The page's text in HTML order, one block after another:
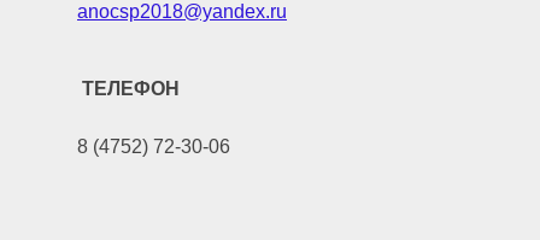
anocsp2018@yandex.ru
ТЕЛЕФОН
8 (4752) 72-30-06